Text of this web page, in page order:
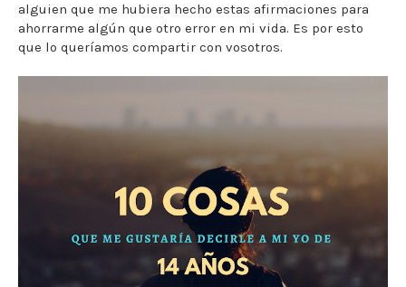
alguien que me hubiera hecho estas afirmaciones para
ahorrarme algún que otro error en mi vida. Es por esto
que lo queríamos compartir con vosotros.